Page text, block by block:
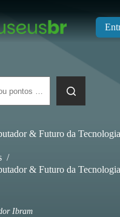
& Futuro da Tecnologia
/
& Futuro da Tecnologia
Ibram